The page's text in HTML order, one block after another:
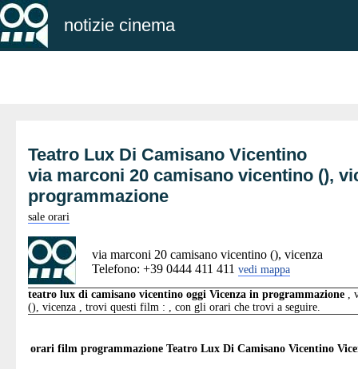
notizie cinema
Teatro Lux Di Camisano Vicentino
via marconi 20 camisano vicentino (),
programmazione
sale orari
via marconi 20 camisano vicentino (), vicenza
Telefono: +39 0444 411 411 vedi mappa
teatro lux di camisano vicentino oggi Vicenza in programmazione ,
(), vicenza , trovi questi film : , con gli orari che trovi a seguire.
orari film programmazione Teatro Lux Di Camisano Vicentino